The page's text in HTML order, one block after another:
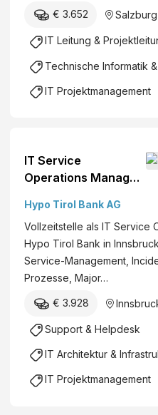
a
g
e
:
i
n
G
n
e
g
i
e
V
e
u
€ 3.652 Salzburg
IT Leitung &
Technische Informatik &
IT Projektmanagement
IT Service
Operations Manager
Hypo Tirol Bank AG
Vollzeitstelle als IT Service
Hypo Tirol Bank in
Service-Management,
Prozesse, Major…
€ 3.928
Support & Helpdesk
IT Architektur &
IT Projektmanagement